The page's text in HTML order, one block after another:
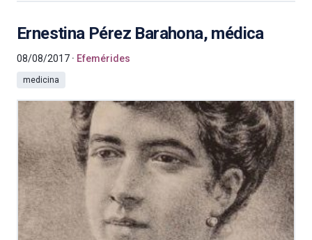
Ernestina Pérez Barahona, médica
08/08/2017 Efemérides
medicina